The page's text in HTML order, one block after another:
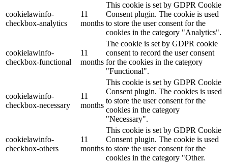
cookielawinfo-
checkbox-analytics
11
months
This cookie is set by GDPR Cookie
Consent plugin. The cookie is used
to store the user consent for the
cookies in the category "Analytics".
cookielawinfo-
checkbox-functional
11
months
The cookie is set by GDPR cookie
consent to record the user consent
for the cookies in the category
"Functional".
cookielawinfo-
checkbox-necessary
11
months
This cookie is set by GDPR Cookie
Consent plugin. The cookies is used
to store the user consent for the
cookies in the category
"Necessary".
cookielawinfo-
checkbox-others
11
months
This cookie is set by GDPR Cookie
Consent plugin. The cookie is used
to store the user consent for the
cookies in the category "Other.